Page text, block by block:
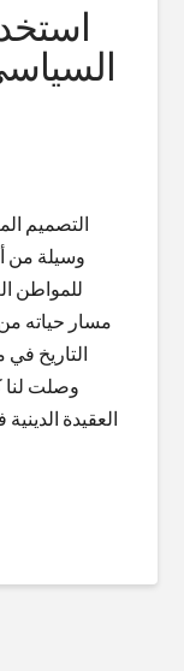
التصميم
وسيلة من
للمواطن
مسار حياته
التاريخ في
وصلت لنا
العقيدة